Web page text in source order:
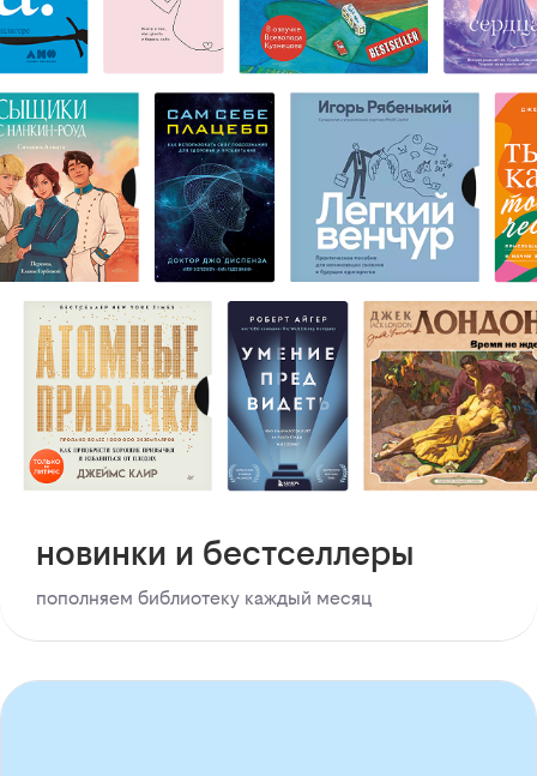
новинки и бестселлеры
пополняем библиотеку каждый месяц